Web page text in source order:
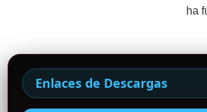
ha
Enlaces de Descargas